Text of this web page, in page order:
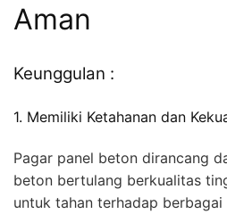
Aman
Keunggulan :
1. Memiliki Ketahanan dan
Pagar panel beton dirancang
beton bertulang berkualitas
untuk tahan terhadap